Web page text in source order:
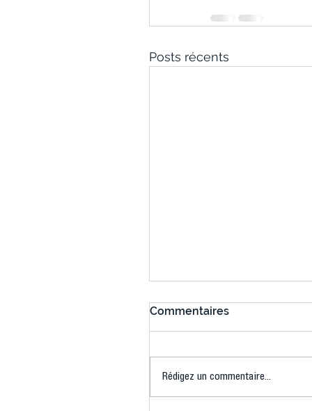
Posts récents
Commentaires
Rédigez un commentaire...